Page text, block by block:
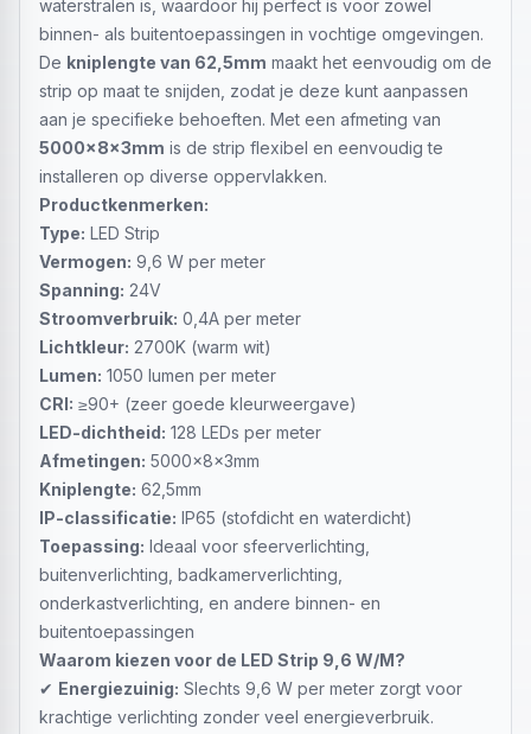
waterstralen is, waardoor hij perfect is voor zowel
binnen- als buitentoepassingen in vochtige omgevingen.
De kniplengte van 62,5mm maakt het eenvoudig om de
strip op maat te snijden, zodat je deze kunt aanpassen
aan je specifieke behoeften. Met een afmeting van
5000x8x3mm is de strip flexibel en eenvoudig te
installeren op diverse oppervlakken.
Productkenmerken:
Type: LED Strip
Vermogen: 9,6 W per meter
Spanning: 24V
Stroomverbruik: 0,4A per meter
Lichtkleur: 2700K (warm wit)
Lumen: 1050 lumen per meter
CRI: ≥90+ (zeer goede kleurweergave)
LED-dichtheid: 128 LEDs per meter
Afmetingen: 5000x8x3mm
Kniplengte: 62,5mm
IP-classificatie: IP65 (stofdicht en waterdicht)
Toepassing: Ideaal voor sfeerverlichting,
buitenverlichting, badkamerverlichting,
onderkastverlichting, en andere binnen- en
buitentoepassingen
Waarom kiezen voor de LED Strip 9,6 W/M?
✔ Energiezuinig: Slechts 9,6 W per meter zorgt voor
krachtige verlichting zonder veel energieverbruik.